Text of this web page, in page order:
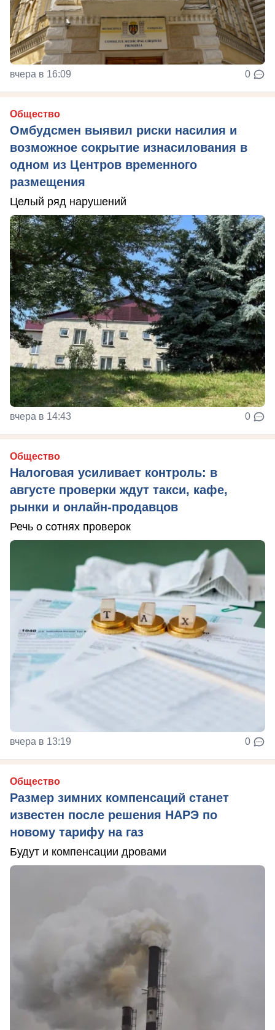
вчера в 16:09 0
Общество
Омбудсмен выявил риски насилия и
возможное сокрытие изнасилования в
одном из Центров временного
размещения
Целый ряд нарушений
вчера в 14:43 0
Общество
Налоговая усиливает контроль: в
августе проверки ждут такси, кафе,
рынки и онлайн-продавцов
Речь о сотнях проверок
вчера в 13:19 0
Общество
Размер зимних компенсаций станет
известен после решения НАРЭ по
новому тарифу на газ
Будут и компенсации дровами